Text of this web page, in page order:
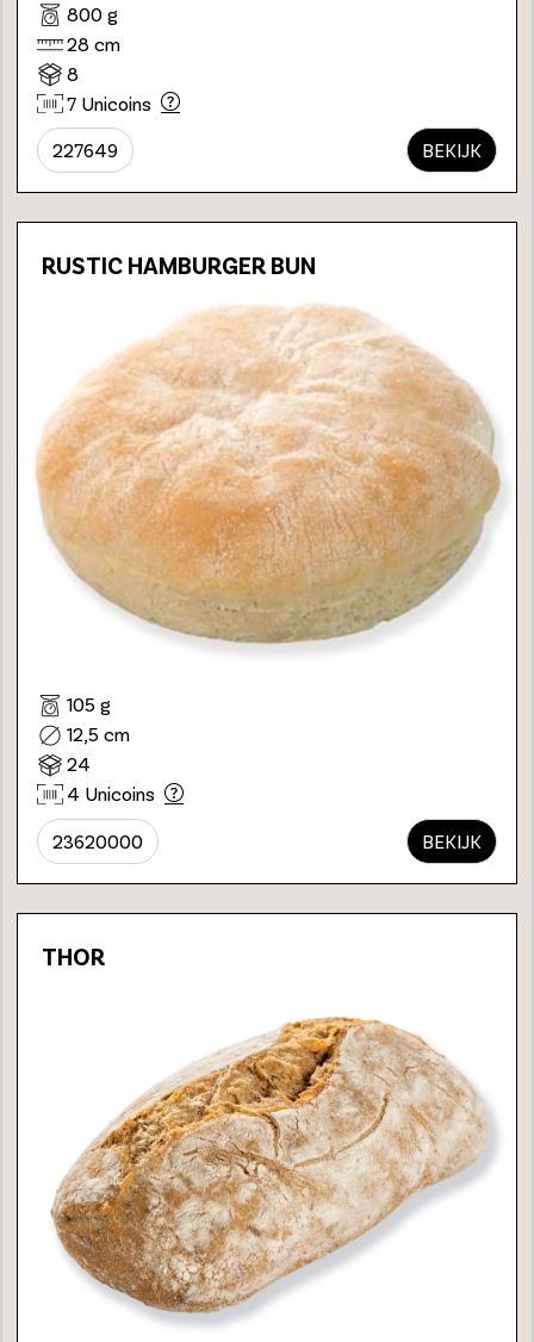
800 g
28 cm
8
7 Unicoins
227649 BEKIJK
RUSTIC HAMBURGER BUN
105 g
12,5 cm
24
4 Unicoins
23620000 BEKIJK
THOR